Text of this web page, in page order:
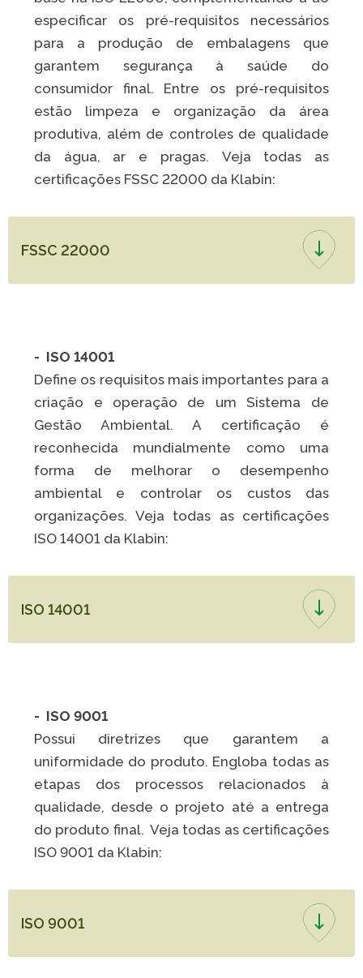
especificar os pré-requisitos necessários
para a produção de embalagens que
garantem segurança à saúde do
consumidor final. Entre os pré-requisitos
estão limpeza e organização da área
produtiva, além de controles de qualidade
da água, ar e pragas. Veja todas as
certificações FSSC 22000 da Klabin:
FSSC 22000
- ISO 14001
Define os requisitos mais importantes para a
criação e operação de um Sistema de
Gestão Ambiental. A certificação é
reconhecida mundialmente como uma
forma de melhorar o desempenho
ambiental e controlar os custos das
organizações. Veja todas as certificações
ISO 14001 da Klabin:
ISO 14001
- ISO 9001
Possui diretrizes que garantem a
uniformidade do produto. Engloba todas as
etapas dos processos relacionados à
qualidade, desde o projeto até a entrega
do produto final. Veja todas as certificações
ISO 9001 da Klabin:
ISO 9001